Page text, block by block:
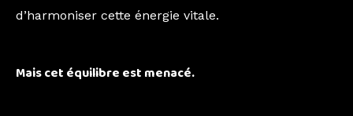
d’harmoniser cette énergie vitale.
Mais cet équilibre est menacé.